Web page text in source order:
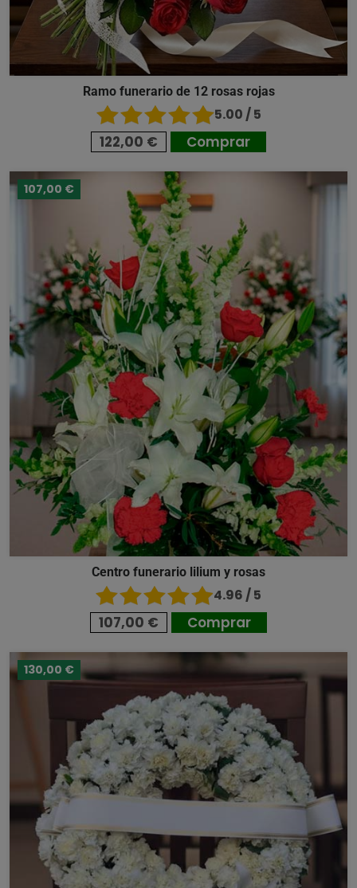
Ramo funerario de 12 rosas rojas
5.00 / 5
122,00 € Comprar
107,00 €
Centro funerario lilium y rosas
4.96 / 5
107,00 € Comprar
130,00 €